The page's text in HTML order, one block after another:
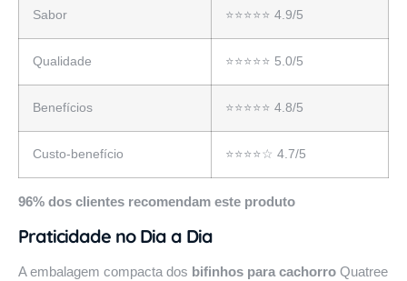
Sabor ⭐⭐⭐⭐⭐ 4.9/5
Qualidade ⭐⭐⭐⭐⭐ 5.0/5
Benefícios ⭐⭐⭐⭐⭐ 4.8/5
Custo-benefício ⭐⭐⭐⭐☆ 4.7/5
96% dos clientes recomendam este produto
Praticidade no Dia a Dia
A embalagem compacta dos bifinhos para cachorro Quatree